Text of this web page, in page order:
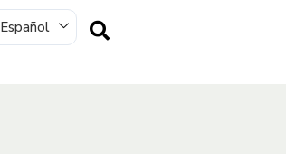
Español